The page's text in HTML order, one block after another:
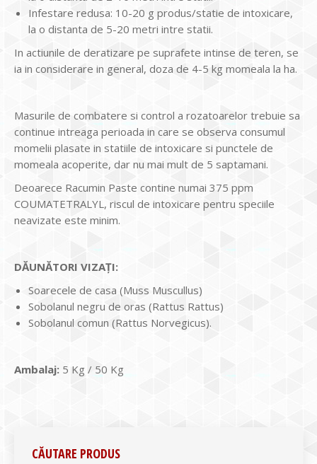
Infestare redusa: 10-20 g produs/statie de intoxicare,
la o distanta de 5-20 metri intre statii.
In actiunile de deratizare pe suprafete intinse de teren, se
ia in considerare in general, doza de 4-5 kg momeala la ha.
Masurile de combatere si control a rozatoarelor trebuie sa
continue intreaga perioada in care se observa consumul
momelii plasate in statiile de intoxicare si punctele de
momeala acoperite, dar nu mai mult de 5 saptamani.
Deoarece Racumin Paste contine numai 375 ppm
COUMATETRALYL, riscul de intoxicare pentru speciile
neavizate este minim.
DĂUNĂTORI VIZAȚI:
Soarecele de casa (Muss Muscullus)
Sobolanul negru de oras (Rattus Rattus)
Sobolanul comun (Rattus Norvegicus).
Ambalaj: 5 Kg / 50 Kg
CĂUTARE PRODUS